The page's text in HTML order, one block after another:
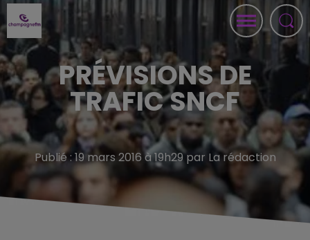
PRÉVISIONS DE
TRAFIC SNCF
Publié : 19 mars 2016 à 19h29 par La rédaction